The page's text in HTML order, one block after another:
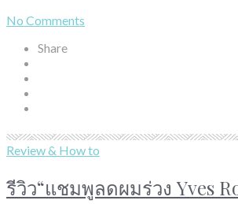
No Comments
Share
Review & How to
รีวิว“แชมพูลดผมร่วง Yves